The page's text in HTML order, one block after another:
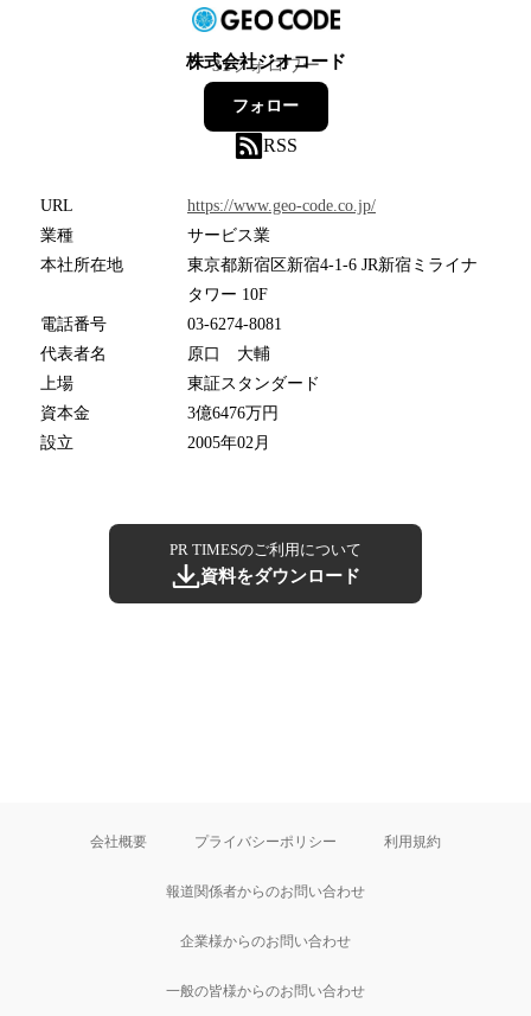
株式会社ジオコード
31フォロワー
フォロー
RSS
URL
https://www.geo-code.co.jp/
業種
サービス業
本社所在地
東京都新宿区新宿4-1-6 JR新宿ミライナ
タワー 10F
電話番号
03-6274-8081
代表者名
原口 大輔
上場
東証スタンダード
資本金
3億6476万円
設立
2005年02月
PR TIMESのご利用について
資料をダウンロード
会社概要 プライバシーポリシー 利用規約
報道関係者からのお問い合わせ
企業様からのお問い合わせ
一般の皆様からのお問い合わせ